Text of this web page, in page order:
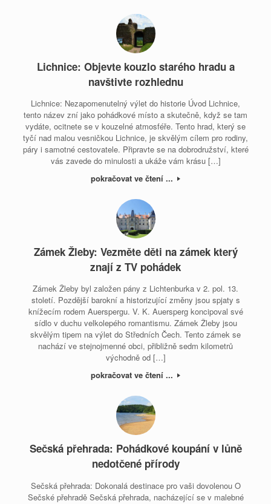
Lichnice: Objevte kouzlo starého hradu a
navštivte rozhlednu
Lichnice: Nezapomenutelný výlet do historie Úvod Lichnice,
tento název zní jako pohádkové místo a skutečně, když se tam
vydáte, ocitnete se v kouzelné atmosféře. Tento hrad, který se
tyčí nad malou vesničkou Lichnice, je skvělým cílem pro rodiny,
páry i samotné cestovatele. Připravte se na dobrodružství, které
vás zavede do minulosti a ukáže vám krásu […]
pokračovat ve čtení ...
Zámek Žleby: Vezměte děti na zámek který
znají z TV pohádek
Zámek Žleby byl založen pány z Lichtenburka v 2. pol. 13.
století. Pozdější barokní a historizující změny jsou spjaty s
knížecím rodem Auerspergu. V. K. Auersperg koncipoval své
sídlo v duchu velkolepého romantismu. Zámek Žleby jsou
skvělým tipem na výlet do Středních Čech. Tento zámek se
nachází ve stejnojmenné obci, přibližně sedm kilometrů
východně od […]
pokračovat ve čtení ...
Sečská přehrada: Pohádkové koupání v lůně
nedotčené přírody
Sečská přehrada: Dokonalá destinace pro vaši dovolenou O
Sečské přehradě Sečská přehrada, nacházející se v malebné